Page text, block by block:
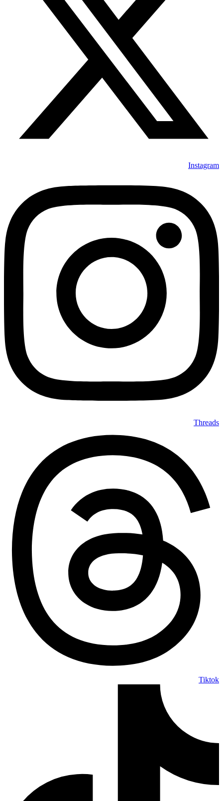
Instagram
Threads
Tiktok